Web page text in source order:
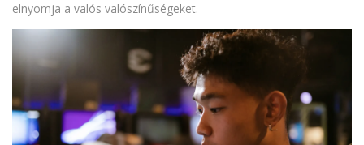
elnyomja a valós valószínűségeket.